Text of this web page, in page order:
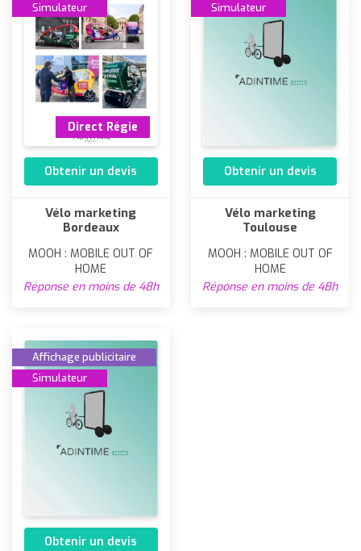
Direct Régie
Simulateur
Obtenir un devis
Vélo marketing
Bordeaux
MOOH : MOBILE OUT OF
HOME
Réponse en moins de 48h
Simulateur
Obtenir un devis
Vélo marketing
Toulouse
MOOH : MOBILE OUT OF
HOME
Réponse en moins de 48h
Affichage publicitaire
Simulateur
Obtenir un devis